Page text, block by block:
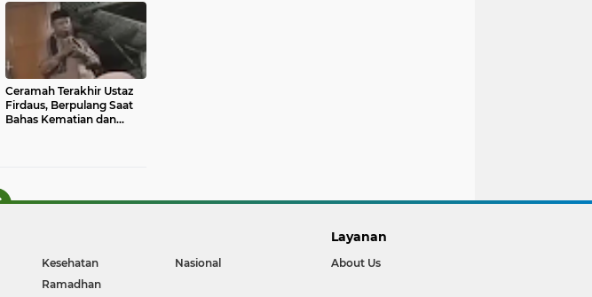
Ceramah Terakhir Ustaz
Firdaus, Berpulang Saat
Bahas Kematian dan
Kesehatan
Nasional
Ramadhan
Layanan
About Us